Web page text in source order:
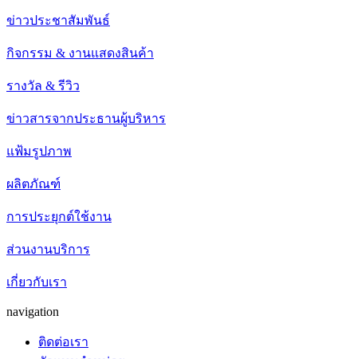
ข่าวประชาสัมพันธ์
กิจกรรม & งานแสดงสินค้า
รางวัล & รีวิว
ข่าวสารจากประธานผู้บริหาร
แฟ้มรูปภาพ
ผลิตภัณฑ์
การประยุกต์ใช้งาน
ส่วนงานบริการ
เกี่ยวกับเรา
navigation
ติดต่อเรา